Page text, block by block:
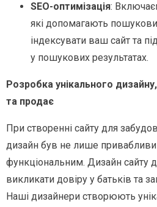
SEO-оптимізація:
які допомагають
індексувати ваш сайт та
у пошукових результатах.
Розробка унікального
та продає
При створенні сайту для
дизайн був не лише
функціональним. Дизайн сайту
викликати довіру у батьків та
Наші дизайнери створюють